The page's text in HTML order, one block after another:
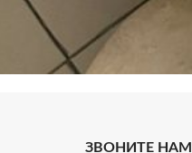
ЗВОНИТЕ НАМ